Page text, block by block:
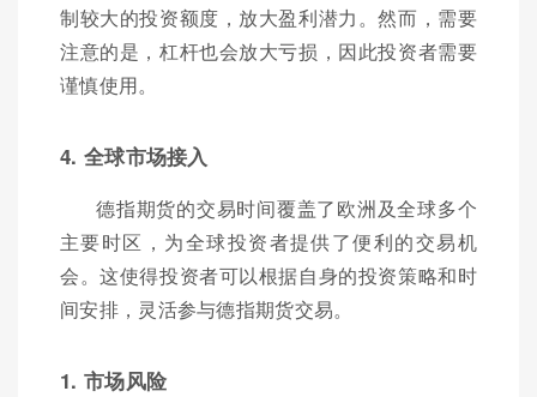
制较大的投资额度，放大盈利潜力。然而，需要
注意的是，杠杆也会放大亏损，因此投资者需要
谨慎使用。
4. 全球市场接入
德指期货的交易时间覆盖了欧洲及全球多个
主要时区，为全球投资者提供了便利的交易机
会。这使得投资者可以根据自身的投资策略和时
间安排，灵活参与德指期货交易。
1. 市场风险